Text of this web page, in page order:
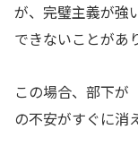
が、完璧主義が強
できないことがあ
この場合、部下が
の不安がすぐに消